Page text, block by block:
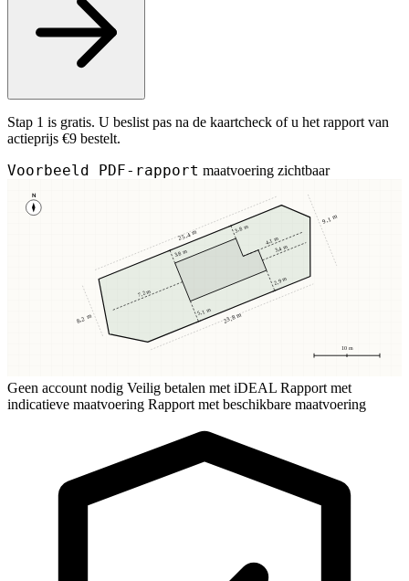
Stap 1 is gratis. U beslist pas na de kaartcheck of u het rapport van
actieprijs €9 bestelt.
Voorbeeld PDF-rapport maatvoering zichtbaar
N
10 m
3,8 m
3,8 m
5,1 m
2,9 m
7,2 m
3,4 m
4,1 m
25,4 m
23,8 m
8,2 m
9,1 m
Geen account nodig Veilig betalen met iDEAL Rapport met
indicatieve maatvoering Rapport met beschikbare maatvoering